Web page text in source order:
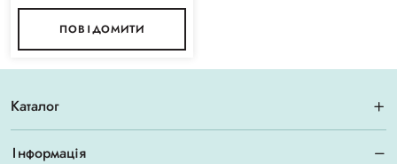
ПОВІДОМИТИ
Каталог
Інформація